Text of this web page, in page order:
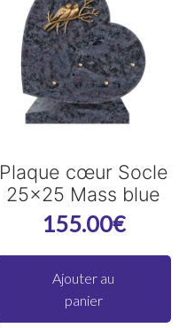
Plaque cœur Socle
25×25 Mass blue
155.00€
Ajouter au
panier